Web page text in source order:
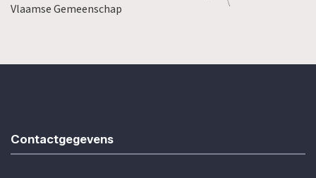
Vlaamse Gemeenschap
Contactgegevens